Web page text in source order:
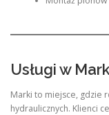
Usługi w
Marki to miejsce, gdzie
hydraulicznych. Klienci